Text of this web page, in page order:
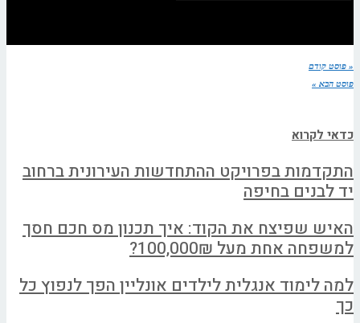
« פוסט קודם
פוסט הבא »
כדאי לקרוא
התקדמות בפרויקט ההתחדשות העירונית ברחוב
יד לבנים בחיפה
האיש שפיצח את הקוד: איך תכנון מס חכם חסך
למשפחה אחת מעל 100,000₪?
למה לימוד אנגלית לילדים אונליין הפך לנפוץ כל
כך